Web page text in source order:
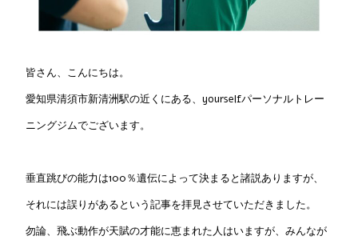
皆さん、こんにちは。
愛知県清須市新清洲駅の近くにある、yourselfパーソナルトレー
ニングジムでございます。
垂直跳びの能力は100％遺伝によって決まると諸説ありますが、
それには誤りがあるという記事を拝見させていただきました。
勿論、飛ぶ動作が天賦の才能に恵まれた人はいますが、みんなが